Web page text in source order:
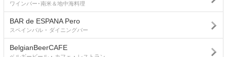
ワインバー･南米＆地中海料理
BAR de ESPANA Pero
スペインバル ･ ダイニングバー
BelgianBeerCAFE